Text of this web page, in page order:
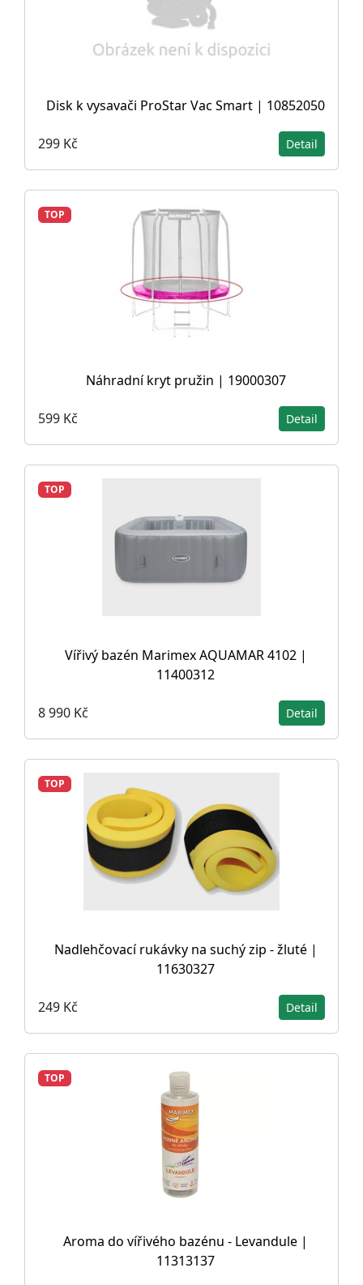
Disk k vysavači ProStar Vac Smart | 10852050
299 Kč Detail
TOP
Náhradní kryt pružin | 19000307
599 Kč Detail
TOP
Vířivý bazén Marimex AQUAMAR 4102 |
11400312
8 990 Kč Detail
TOP
Nadlehčovací rukávky na suchý zip - žluté |
11630327
249 Kč Detail
TOP
Aroma do vířivého bazénu - Levandule |
11313137